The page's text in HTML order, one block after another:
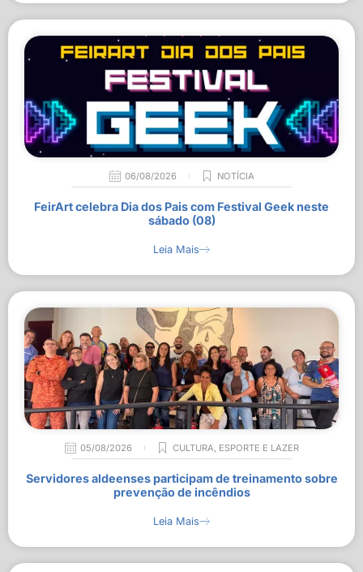
06/08/2026 NOTÍCIA
FeirArt celebra Dia dos Pais com Festival Geek neste
sábado (08)
Leia Mais
05/08/2026 CULTURA, ESPORTE E LAZER
Servidores aldeenses participam de treinamento sobre
prevenção de incêndios
Leia Mais